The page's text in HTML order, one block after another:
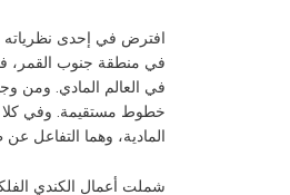
افترض في إحدى نظرياته
في منطقة جنوب القمر،
في العالم المادي. ومن
خطوط مستقيمة. وفي كلا
المادية، وهما التفاعل
شملت أعمال الكندي